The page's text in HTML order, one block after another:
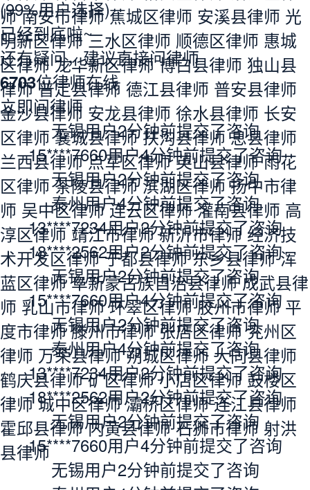
青岛债权债务律师 昆明债权债务律师 沈阳
债权债务律师 济南债权债务律师 无锡债权
债务律师 厦门债权债务律师 福州债权债务
律师 温州债权债务律师 大连债权债务律师
贵阳债权债务律师 南宁债权债务律师 石家
庄债权债务律师 太原债权债务律师 南昌债
权债务律师 哈尔滨债权债务律师
利辛县律师 杜集区律师 禹会区律师 宁国
市律师 界首市律师 裕安区律师 洛江区律
师 南安市律师 蕉城区律师 安溪县律师 光
明新区律师 三水区律师 顺德区律师 惠城
区律师 龙华新区律师 博白县律师 独山县
律师 普定县律师 德江县律师 普安县律师
金沙县律师 安龙县律师 徐水县律师 长安
区律师 襄城县律师 扶沟县律师 息县律师
兰西县律师 点军区律师 英山县律师 雨花
区律师 茶陵县律师 滨湖区律师 扬中市律
师 吴中区律师 连云区律师 灌南县律师 高
淳区律师 靖江市律师 新沂市律师 经济技
术开发区律师 于都县律师 东乡县律师
严禁采集，违者必究
©2004-2026 m.64365.com All Rights Res
erved.
蜀ICP备15018055号-1 隐私保护 投诉建议
不良信息举报
营业执照信息查看
找律师
免费诊断
立即咨询
(99%用户选择)
已经到底啦~
还有疑问，建议直接问律师
6703位律师在线
立即问律师
无锡用户2分钟前提交了咨询
15****7660用户4分钟前提交了咨询
无锡用户2分钟前提交了咨询
泰州用户4分钟前提交了咨询
13****7234用户2分钟前提交了咨询
18****2562用户2分钟前提交了咨询